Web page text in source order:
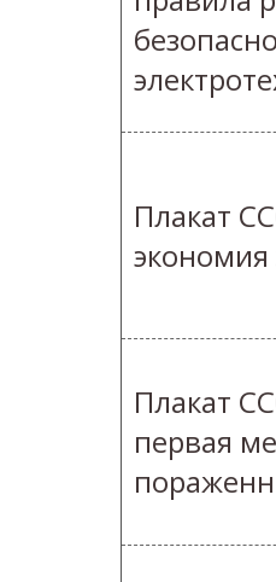
Плакат
экономия
Плакат
первая